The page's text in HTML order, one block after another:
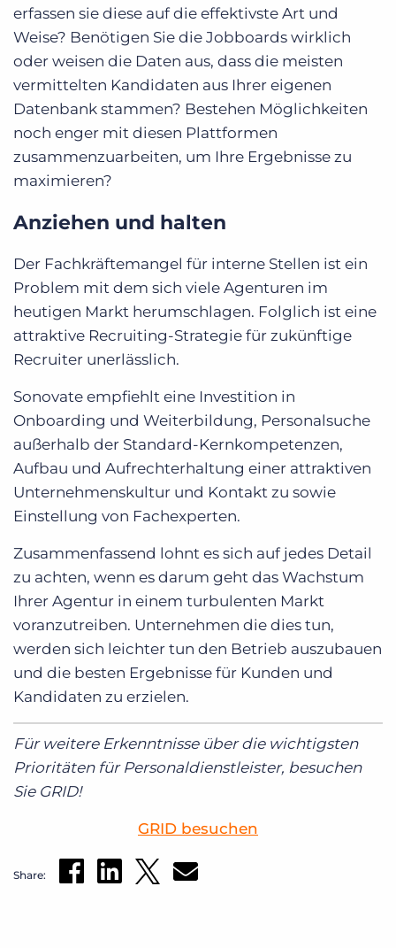
erfassen sie diese auf die effektivste Art und
Weise? Benötigen Sie die Jobboards wirklich
oder weisen die Daten aus, dass die meisten
vermittelten Kandidaten aus Ihrer eigenen
Datenbank stammen? Bestehen Möglichkeiten
noch enger mit diesen Plattformen
zusammenzuarbeiten, um Ihre Ergebnisse zu
maximieren?
Anziehen und halten
Der Fachkräftemangel für interne Stellen ist ein
Problem mit dem sich viele Agenturen im
heutigen Markt herumschlagen. Folglich ist eine
attraktive Recruiting-Strategie für zukünftige
Recruiter unerlässlich.
Sonovate empfiehlt eine Investition in
Onboarding und Weiterbildung, Personalsuche
außerhalb der Standard-Kernkompetenzen,
Aufbau und Aufrechterhaltung einer attraktiven
Unternehmenskultur und Kontakt zu sowie
Einstellung von Fachexperten.
Zusammenfassend lohnt es sich auf jedes Detail
zu achten, wenn es darum geht das Wachstum
Ihrer Agentur in einem turbulenten Markt
voranzutreiben. Unternehmen die dies tun,
werden sich leichter tun den Betrieb auszubauen
und die besten Ergebnisse für Kunden und
Kandidaten zu erzielen.
Für weitere Erkenntnisse über die wichtigsten
Prioritäten für Personaldienstleister, besuchen
Sie GRID!
GRID besuchen
Share: